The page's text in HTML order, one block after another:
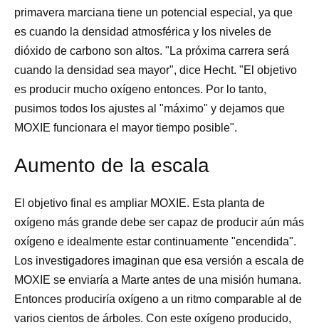
primavera marciana tiene un potencial especial, ya que
es cuando la densidad atmosférica y los niveles de
dióxido de carbono son altos. "La próxima carrera será
cuando la densidad sea mayor", dice Hecht. "El objetivo
es producir mucho oxígeno entonces. Por lo tanto,
pusimos todos los ajustes al "máximo" y dejamos que
MOXIE funcionara el mayor tiempo posible".
Aumento de la escala
El objetivo final es ampliar MOXIE. Esta planta de
oxígeno más grande debe ser capaz de producir aún más
oxígeno e idealmente estar continuamente "encendida".
Los investigadores imaginan que esa versión a escala de
MOXIE se enviaría a Marte antes de una misión humana.
Entonces produciría oxígeno a un ritmo comparable al de
varios cientos de árboles. Con este oxígeno producido,